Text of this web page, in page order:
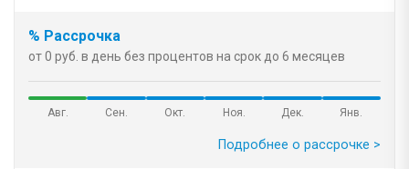
% Рассрочка
от 0 руб. в день без процентов на срок до 6 месяцев
Авг. Сен. Окт. Ноя. Дек. Янв.
Подробнее о рассрочке >